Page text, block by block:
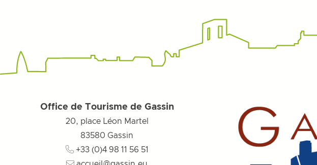
Office de Tourisme de Gassin
20, place Léon Martel
83580 Gassin
+33 (0)4 98 11 56 51